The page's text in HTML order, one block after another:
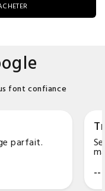
font confiance
parfait.
--